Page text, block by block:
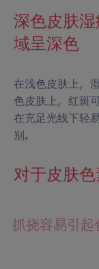
深色皮肤
域呈深色
在浅色皮肤上，
色皮肤上，红斑
在充足光线下轻
别。
对于皮肤
抓挠容易引起